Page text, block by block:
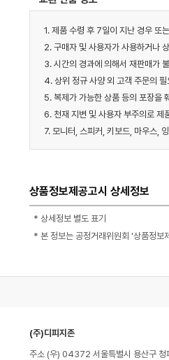
1. 제품 수령 후 7일이 지난 경우 또
2. 구매자 및 사용자가 사용하거나
3. 시간의 경과에 의해서 재판매가
4. 상위 정규 사양 외 고객 주문의
5. 복제가 가능한 상품 등의 포장을
6. 천재 지변 및 사용자 부주의로 제
7. 모니터, 스피커, 키보드, 마우스,
상품정보제공고시 상세정보
* 상세정보 별도 표기
* 본 정보는 공정거래위원회 '상품정보
(주)디피지존
주소 (우) 04372 서울특별시 용산구